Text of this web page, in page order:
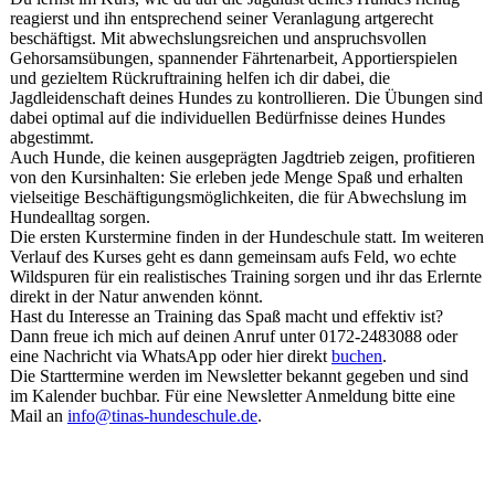
reagierst und ihn entsprechend seiner Veranlagung artgerecht
beschäftigst. Mit abwechslungsreichen und anspruchsvollen
Gehorsamsübungen, spannender Fährtenarbeit, Apportierspielen
und gezieltem Rückruftraining helfen ich dir dabei, die
Jagdleidenschaft deines Hundes zu kontrollieren. Die Übungen sind
dabei optimal auf die individuellen Bedürfnisse deines Hundes
abgestimmt.
Auch Hunde, die keinen ausgeprägten Jagdtrieb zeigen, profitieren
von den Kursinhalten: Sie erleben jede Menge Spaß und erhalten
vielseitige Beschäftigungsmöglichkeiten, die für Abwechslung im
Hundealltag sorgen.
Die ersten Kurstermine finden in der Hundeschule statt. Im weiteren
Verlauf des Kurses geht es dann gemeinsam aufs Feld, wo echte
Wildspuren für ein realistisches Training sorgen und ihr das Erlernte
direkt in der Natur anwenden könnt.
Hast du Interesse an Training das Spaß macht und effektiv ist?
Dann freue ich mich auf deinen Anruf unter 0172-2483088 oder
eine Nachricht via WhatsApp oder hier direkt buchen.
Die Starttermine werden im Newsletter bekannt gegeben und sind
im Kalender buchbar. Für eine Newsletter Anmeldung bitte eine
Mail an info@tinas-hundeschule.de.